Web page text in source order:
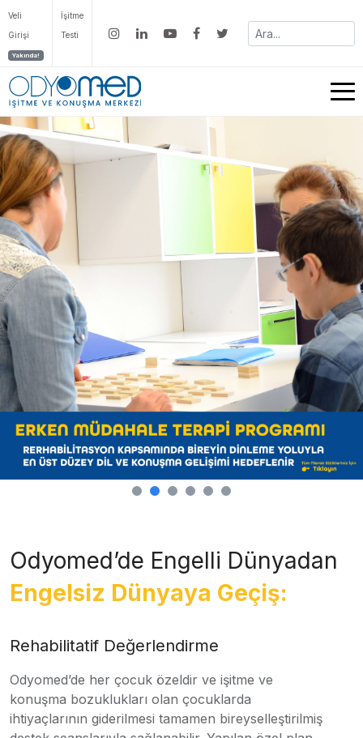
Veli
Girişi
Yakında!
İşitme
Testi
Odyomed’de Engelli Dünyadan
Engelsiz Dünyaya Geçiş:
Rehabilitatif Değerlendirme
Odyomed’de her çocuk özeldir ve işitme ve
konuşma bozuklukları olan çocuklarda
ihtiyaçlarının giderilmesi tamamen bireyselleştirilmiş